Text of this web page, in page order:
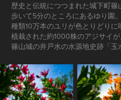
歴史と伝統につつまれた城下町
歩いて5分のところにあるゆり園
種類10万本のユリが色とりどり
植栽された約1000株のアジサイ
篠山城の井戸水の水源地史跡「玉